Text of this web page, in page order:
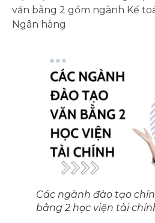
văn bằng 2 gồm ngành Kế
Ngân hàng
Các ngành đào tạo
bằng 2 học viện tài